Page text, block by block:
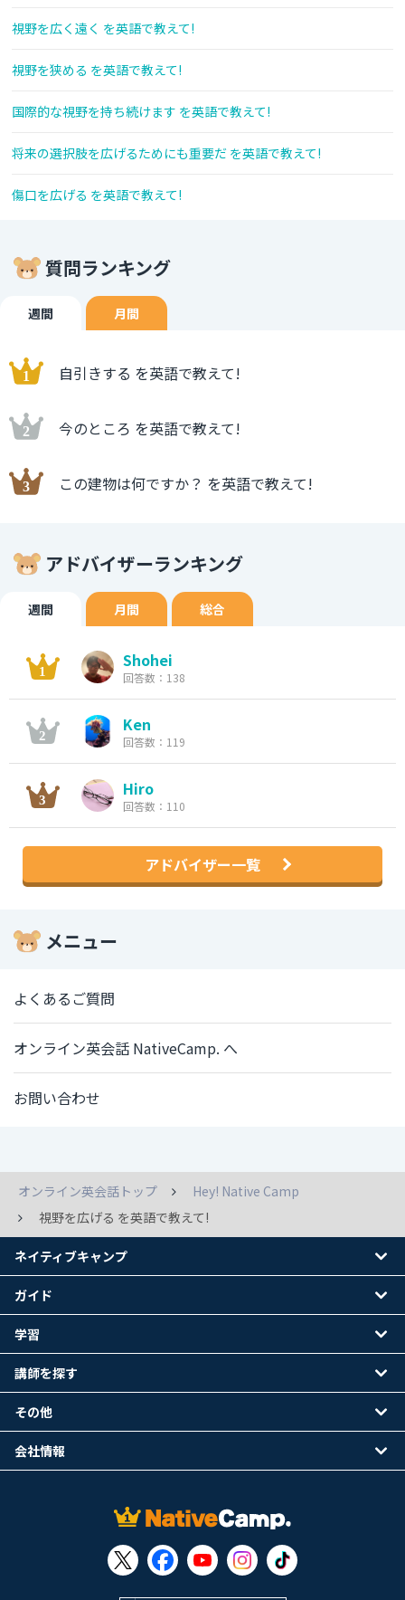
視野を広く遠く を英語で教えて!
視野を狭める を英語で教えて!
国際的な視野を持ち続けます を英語で教えて!
将来の選択肢を広げるためにも重要だ を英語で教えて!
傷口を広げる を英語で教えて!
質問ランキング
週間 月間
自引きする を英語で教えて!
今のところ を英語で教えて!
この建物は何ですか？ を英語で教えて!
アドバイザーランキング
週間 月間 総合
Shohei
回答数：138
Ken
回答数：119
Hiro
回答数：110
アドバイザー一覧
メニュー
よくあるご質問
オンライン英会話 NativeCamp. へ
お問い合わせ
オンライン英会話トップ
Hey! Native Camp
視野を広げる を英語で教えて!
ネイティブキャンプ
ガイド
学習
講師を探す
その他
会社情報